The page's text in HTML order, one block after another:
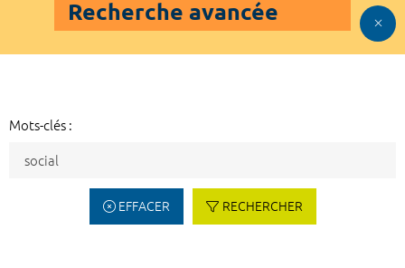
Recherche avancée
Mots-clés :
EFFACER RECHERCHER